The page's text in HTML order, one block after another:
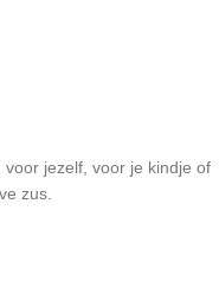
jezelf, voor je kindje of
zus.